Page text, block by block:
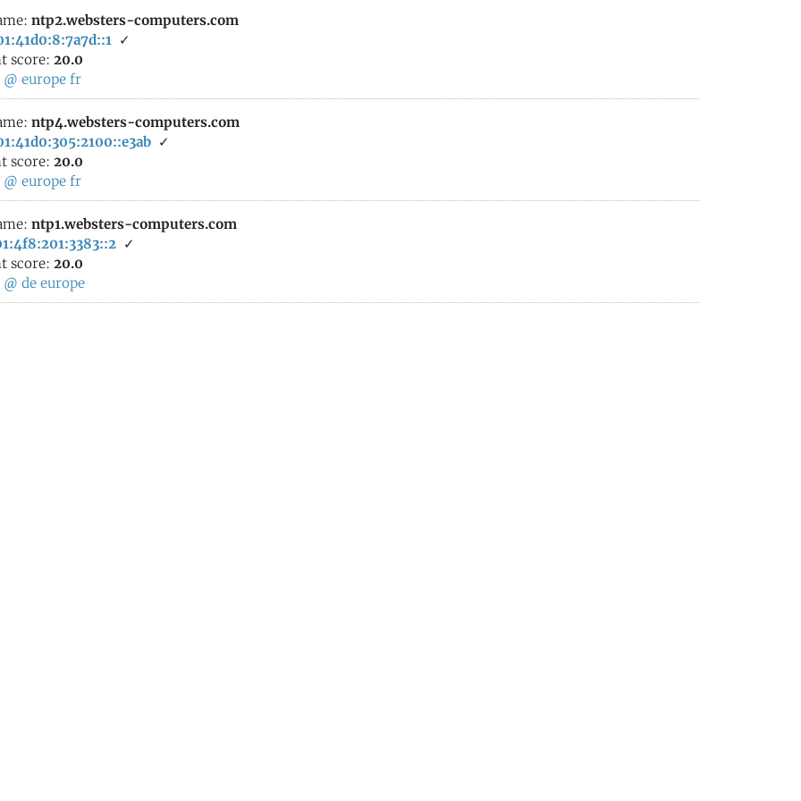
ntp2.websters-computers.com
✓
score: 20.0
@ europe fr
ntp4.websters-computers.com
✓
score: 20.0
@ europe fr
ntp1.websters-computers.com
✓
score: 20.0
@ de europe